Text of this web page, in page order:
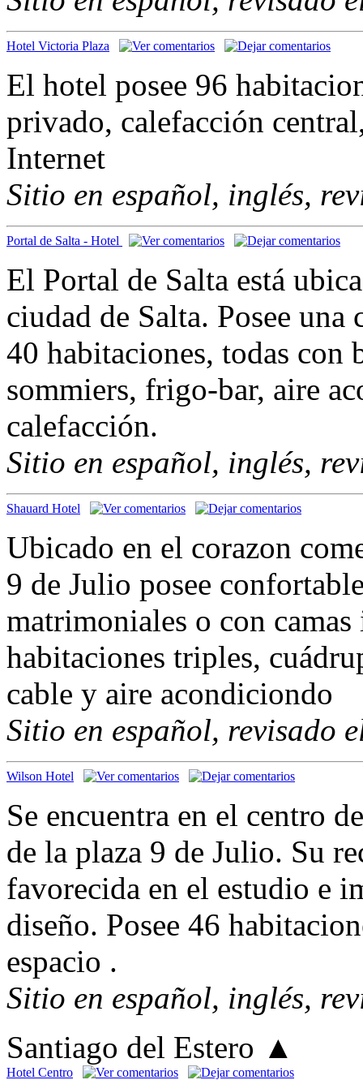
Hotel Victoria Plaza
El hotel posee 96
privado, calefacción
Internet
Sitio en español, inglés,
Portal de Salta - Hotel
El Portal de Salta está
ciudad de Salta. Posee una
40 habitaciones, todas con
sommiers, frigo-bar, aire
calefacción.
Sitio en español, inglés,
Shauard Hotel
Ubicado en el corazon
9 de Julio posee
matrimoniales o con
habitaciones triples,
cable y aire acondiciondo
Sitio en español, revisado
Wilson Hotel
Se encuentra en el centro
de la plaza 9 de Julio. Su
favorecida en el estudio e
diseño. Posee 46
espacio .
Sitio en español, inglés,
Santiago del Estero ▲
Hotel Centro